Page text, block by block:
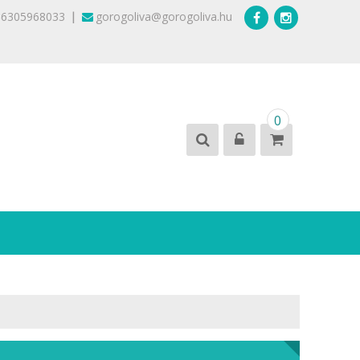
| gorogoliva@gorogoliva.hu
0